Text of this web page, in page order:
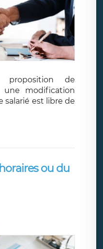
de
une modification
salarié est libre de
ou du